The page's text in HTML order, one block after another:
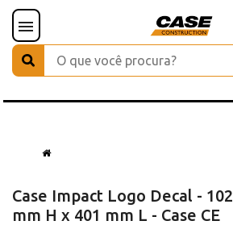
Case Impact Logo Decal - 102
mm H x 401 mm L - Case CE